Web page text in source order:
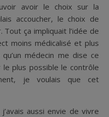
avoir le choix sur la
accoucher, le choix de
ça impliquait l’idée de
moins médicalisé et plus
qu’un médecin me dise ce
plus possible le contrôle
je voulais que cet
aussi envie de vivre